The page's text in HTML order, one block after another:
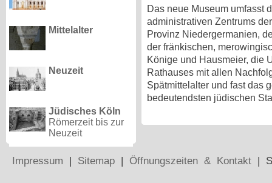
Mittelalter
Neuzeit
Jüdisches Köln
Römerzeit bis zur
Neuzeit
Das neue Museum umfasst
administrativen Zentrums
Provinz Niedergermanien,
der fränkischen,
Könige und Hausmeier, die
Rathauses mit allen
Spätmittelalter und fast das
bedeutendsten jüdischen
Impressum | Sitemap | Öffnungszeiten & Kontakt |